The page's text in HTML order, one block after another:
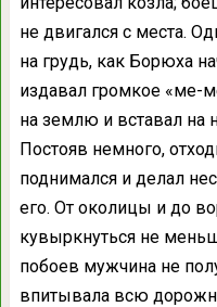
не двигался с места.
на грудь, как Борюха
издавал громкое «ме-
на землю и вставал на
Постояв немного,
поднимался и делал
его. От околицы и до
кувыркнуться не
побоев мужчина не
впитывала всю